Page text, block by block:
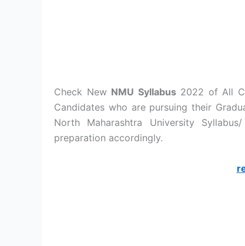
Check New NMU Syllabus2022 of All
Candidates who are pursuing their
North Maharashtra University
preparation accordingly.